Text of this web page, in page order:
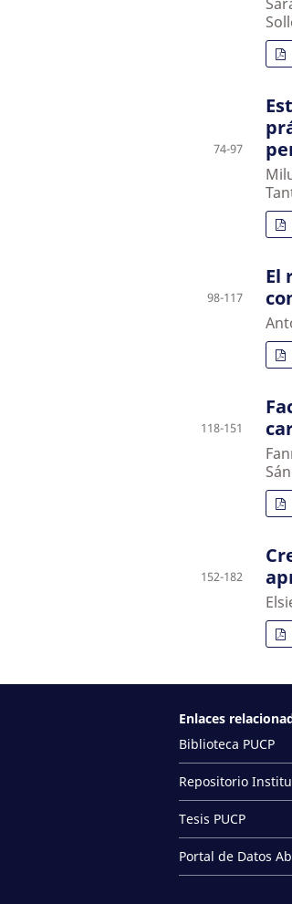
74-97
El
98-117
118-151
152-182
Enlaces
Biblioteca PUCP
Repositorio
Tesis PUCP
Portal de Datos